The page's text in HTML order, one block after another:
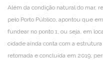
Além da condição natural do mar,
pelo Porto Público, apontou que
fundear no ponto 1, ou seja, em
cidade ainda conta com a
retomada e concluída em 2019,